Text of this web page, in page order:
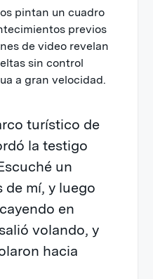
pintan un cuadro
previos
de video revelan
sin control
a gran velocidad.
turístico de
la testigo
un
de mí, y luego
en
volando, y
hacia